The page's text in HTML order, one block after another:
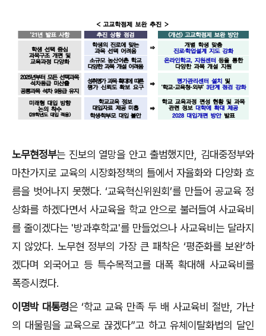
노무현정부는 진보의 열망을 안고 출범했지만 김대중정부와
마찬가지로 교육의 시장화정책의 틀에서 자율화와 다양화 흐
름을 벗어나지 못했다. ‘교육혁신위원회’를 만들어 공교육 정
상화를 하겠다면서 사교육을 학교 안으로 불러들여 사교육비
를 줄이겠다는 '방과후학교'를 만들었으나 사교육비는 달라지
지 않았다. 노무현 정부의 가장 큰 패착은 ‘평준화를 보완’하
겠다며 외국어고 등 특수목적고를 대폭 확대해 사교육비를
폭증시켰다.
이명박 대통령은 ‘학교 교육 만족 두 배 사교육비 절반 가난
의 대물림을 교육으로 끊겠다”고 하고 유체이탈화법의 달인